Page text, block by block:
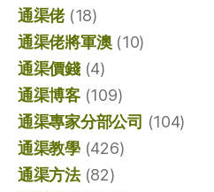
通渠佬(18)
通渠佬將軍澳(10)
通渠價錢(4)
通渠博客(109)
通渠專家分部公司 (104)
通渠教學(426)
通渠方法(82)